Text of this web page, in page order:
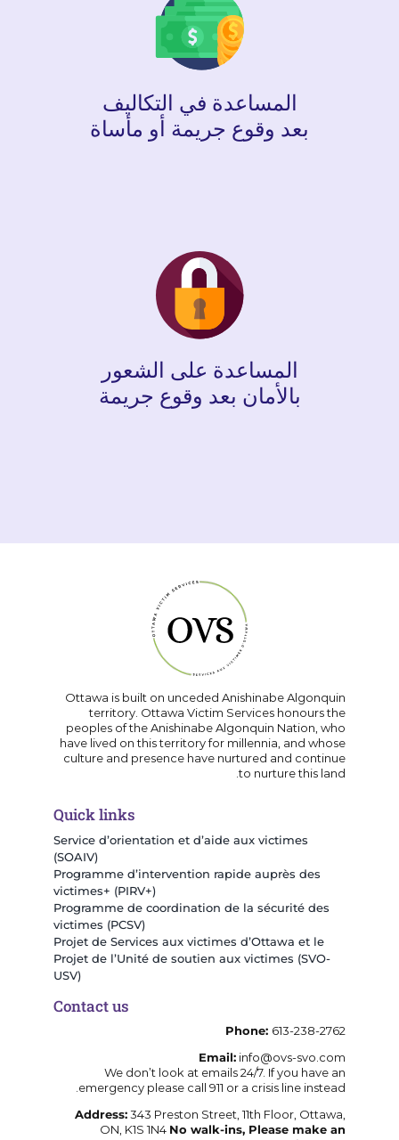
المساعدة في التكاليف
بعد وقوع جريمة أو مأساة
المساعدة على الشعور
بالأمان بعد وقوع جريمة
Ottawa is built on unceded Anishinabe Algonquin
territory. Ottawa Victim Services honours the
peoples of the Anishinabe Algonquin Nation, who
have lived on this territory for millennia, and whose
culture and presence have nurtured and continue
to nurture this land.
Quick links
Service d’orientation et d’aide aux victimes
(SOAIV)
Programme d’intervention rapide auprès des
victimes+ (PIRV+)
Programme de coordination de la sécurité des
victimes (PCSV)
Projet de Services aux victimes d’Ottawa et le
Projet de l’Unité de soutien aux victimes (SVO-
USV)
Contact us
Phone: 613-238-2762
Email: info@ovs-svo.com
We don’t look at emails 24/7. If you have an
emergency please call 911 or a crisis line instead.
Address:343 Preston Street, 11th Floor, Ottawa,
ON, K1S 1N4 No walk-ins, Please make an